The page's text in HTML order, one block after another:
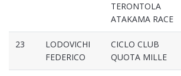
TERONTOLA
ATAKAMA RACE
23
LODOVICHI
FEDERICO
CICLO CLUB
QUOTA MILLE